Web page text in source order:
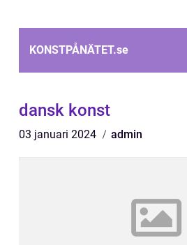
KONSTPÅNÄTET.se
dansk konst
03 januari 2024 admin